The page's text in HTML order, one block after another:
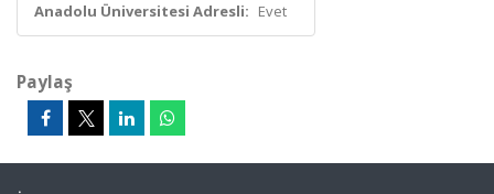
Anadolu Üniversitesi Adresli: Evet
Paylaş